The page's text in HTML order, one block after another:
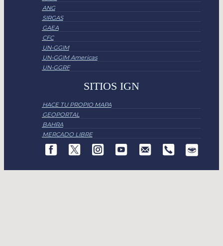
ANG
SIRGAS
GAEA
CFC
UN-GGIM
UN-GGIM Americas
UN-GGRF
SITIOS IGN
HACE TU PROPIO MAPA
GEOPORTAL
BAHRA
MERCADO LIBRE